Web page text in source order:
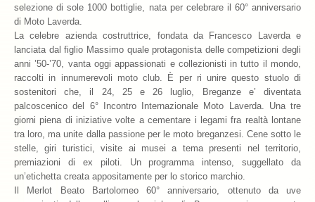
Archivio 2018
Archivio 2017
Archivio 2010-2016
Archivio Confraternita del Bacalà
Bacalà Club
Sulla Rotta del Bacalà – Via Querinissima
La Ricetta
selezione di sole 1000 bottiglie, nata per celebrare il 60° anniversario
di Moto Laverda.
La celebre azienda costruttrice, fondata da Francesco Laverda e
lanciata dal figlio Massimo quale protagonista delle competizioni degli
anni ’50-’70, vanta oggi appassionati e collezionisti in tutto il mondo,
raccolti in innumerevoli moto club. È per ri unire questo stuolo di
sostenitori che, il 24, 25 e 26 luglio, Breganze e’ diventata
palcoscenico del 6° Incontro Internazionale Moto Laverda. Una tre
giorni piena di iniziative volte a cementare i legami fra realtà lontane
tra loro, ma unite dalla passione per le moto breganzesi. Cene sotto le
stelle, giri turistici, visite ai musei a tema presenti nel territorio,
premiazioni di ex piloti. Un programma intenso, suggellato da
un’etichetta creata appositamente per lo storico marchio.
Il Merlot Beato Bartolomeo 60° anniversario, ottenuto da uve